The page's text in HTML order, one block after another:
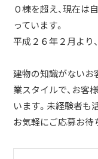
０棟を超え、現在は
っています。
平成２６年２月より
建物の知識がないお
業スタイルで、お客
います。未経験者も
お気軽にご応募お待